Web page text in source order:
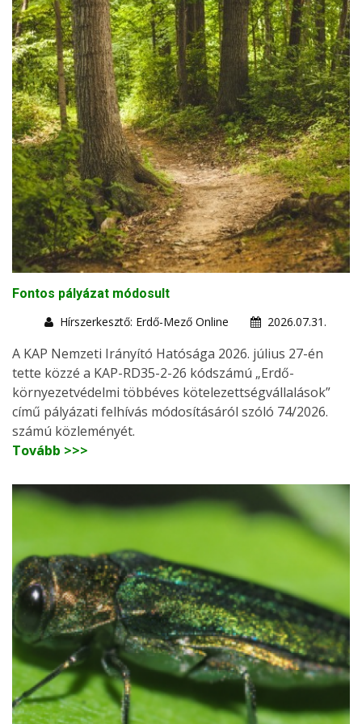
Fontos pályázat módosult
Hírszerkesztő: Erdő-Mező Online
2026.07.31.
A KAP Nemzeti Irányító Hatósága 2026. július 27-én
tette közzé a KAP-RD35-2-26 kódszámú „Erdő-
környezetvédelmi többéves kötelezettségvállalások”
című pályázati felhívás módosításáról szóló 74/2026.
számú közleményét.
Tovább >>>